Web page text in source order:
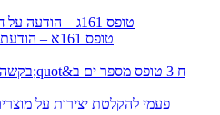
טופס 161ג – הודעה על חזרה מרצף פיצויים / קיצבה
טופס 161א – הודעת עובד עקב פרישה מעבודה